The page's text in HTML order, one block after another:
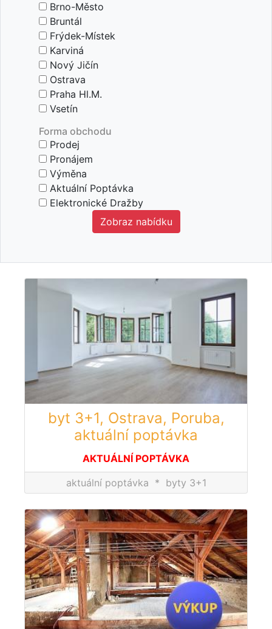
Brno-Město
Bruntál
Frýdek-Místek
Karviná
Nový Jičín
Ostrava
Praha Hl.m.
Vsetín
Forma obchodu
Prodej
Pronájem
Výměna
Aktuální Poptávka
Elektronické Dražby
zobraz nabídku
byt 3+1, Ostrava, Poruba,
aktuální poptávka
AKTUÁLNÍ POPTÁVKA
aktuální poptávka * byty 3+1